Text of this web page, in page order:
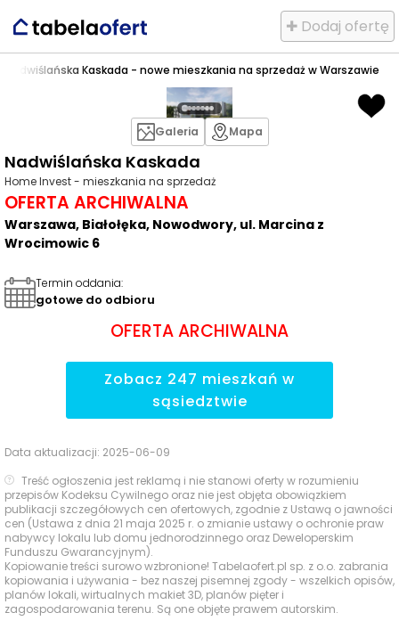
✚ Dodaj ofertę
Nadwiślańska Kaskada - nowe mieszkania na sprzedaż w Warszawie
Nadwiślańska Kaskada
Home Invest - mieszkania na sprzedaż
OFERTA ARCHIWALNA
Warszawa, Białołęka, Nowodwory, ul. Marcina z
Wrocimowic 6
Galeria Mapa
Termin oddania:
gotowe do odbioru
OFERTA ARCHIWALNA
Zobacz 247 mieszkań w
sąsiedztwie
Data aktualizacji: 2025-06-09
Treść ogłoszenia jest reklamą i nie stanowi oferty w rozumieniu
przepisów Kodeksu Cywilnego oraz nie jest objęta obowiązkiem
publikacji szczegółowych cen ofertowych, zgodnie z Ustawą o jawności
cen (Ustawa z dnia 21 maja 2025 r. o zmianie ustawy o ochronie praw
nabywcy lokalu lub domu jednorodzinnego oraz Deweloperskim
Funduszu Gwarancyjnym).
Kopiowanie treści surowo wzbronione! Tabelaofert.pl sp. z o.o. zabrania
kopiowania i używania - bez naszej pisemnej zgody - wszelkich opisów,
planów lokali, wirtualnych makiet 3D, planów pięter i
zagospodarowania terenu. Są one objęte prawem autorskim.